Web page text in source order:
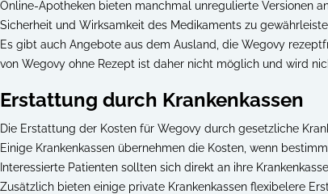
Online-Apotheken bieten manchmal unregulierte Versionen
Sicherheit und Wirksamkeit des Medikaments zu
Es gibt auch Angebote aus dem Ausland, die Wegovy
von Wegovy ohne Rezept ist daher nicht möglich und wird
Erstattung durch Krankenkassen
Die Erstattung der Kosten für Wegovy durch gesetzliche
Einige Krankenkassen übernehmen die Kosten, wenn
Interessierte Patienten sollten sich direkt an ihre
Zusätzlich bieten einige private Krankenkassen flexibelere